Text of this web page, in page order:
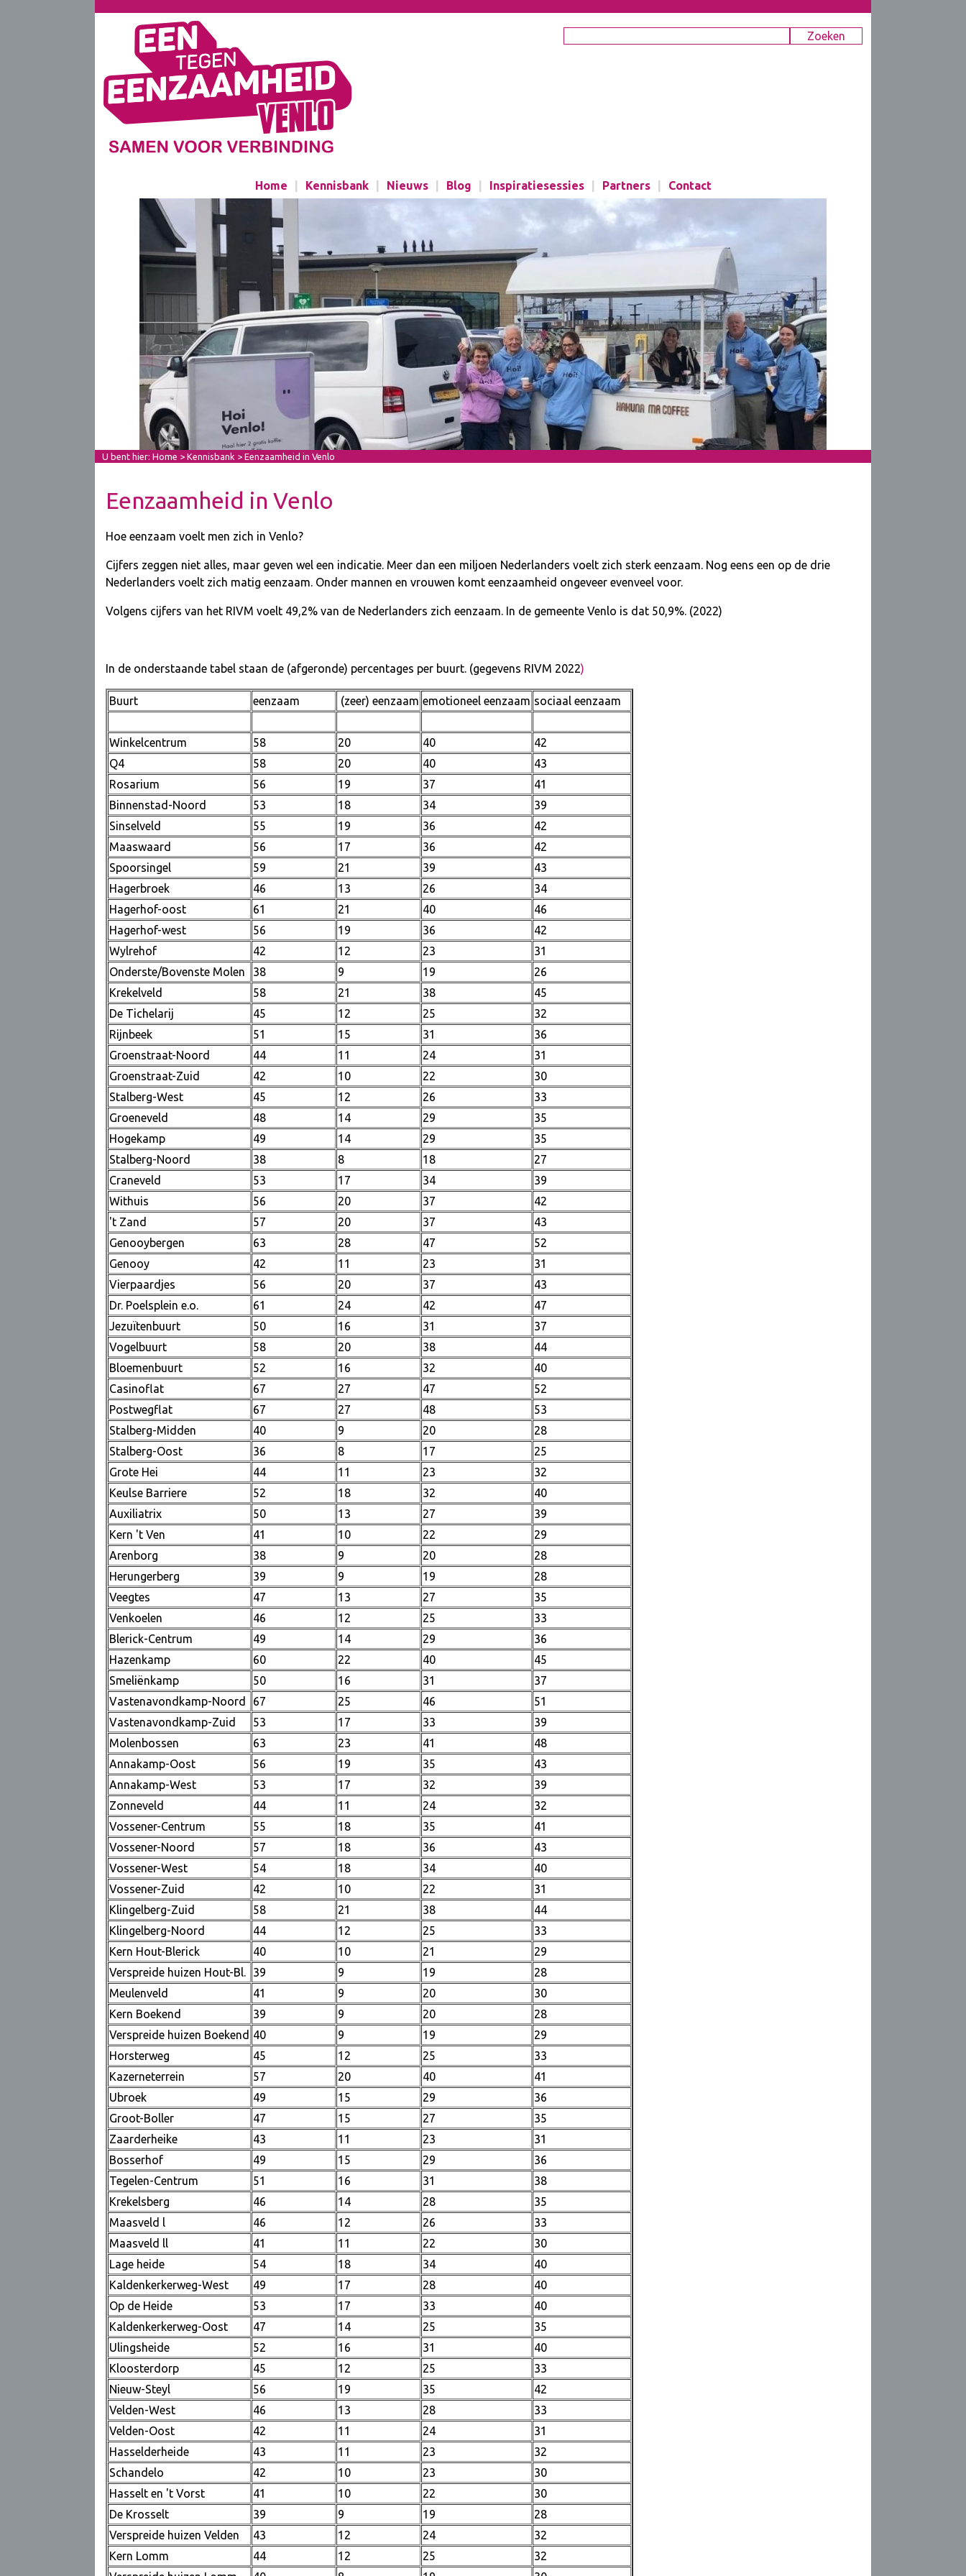
Home Kennisbank Nieuws Blog Inspiratiesessies Partners Contact
U bent hier: Home > Kennisbank > Eenzaamheid in Venlo
Eenzaamheid in Venlo
Hoe eenzaam voelt men zich in Venlo?
Cijfers zeggen niet alles, maar geven wel een indicatie. Meer dan een miljoen Nederlanders voelt zich sterk eenzaam. Nog eens een op de drie
Nederlanders voelt zich matig eenzaam. Onder mannen en vrouwen komt eenzaamheid ongeveer evenveel voor.
Volgens cijfers van het RIVM voelt 49,2% van de Nederlanders zich eenzaam. In de gemeente Venlo is dat 50,9%. (2022)
In de onderstaande tabel staan de (afgeronde) percentages per buurt. (gegevens RIVM 2022)
Buurt eenzaam (zeer) eenzaam emotioneel eenzaam sociaal eenzaam
Winkelcentrum 58 20 40
42
Q4
58 20 40
43
Rosarium
56 19 37
41
Binnenstad-Noord
53 18 34
39
Sinselveld
55 19 36
42
Maaswaard
56 17 36
42
Spoorsingel
59 21 39
43
Hagerbroek
46 13 26
34
Hagerhof-oost
61 21 40
46
Hagerhof-west
56 19 36
42
Wylrehof
42 12 23
31
Onderste/Bovenste Molen
38 9 19
26
Krekelveld
58 21 38
45
De Tichelarij
45 12 25
32
Rijnbeek
51 15 31
36
Groenstraat-Noord
44 11 24
31
Groenstraat-Zuid
42 10 22
30
Stalberg-West
45 12 26
33
Groeneveld
48 14 29
35
Hogekamp
49 14 29
35
Stalberg-Noord
38 8 18
27
Craneveld
53 17 34
39
Withuis
56 20 37
42
't Zand
57 20 37
43
Genooybergen
63 28 47
52
Genooy
42 11 23
31
Vierpaardjes
56 20 37
43
Dr. Poelsplein e.o.
61 24 42
47
Jezuïtenbuurt
50 16 31
37
Vogelbuurt
58 20 38
44
Bloemenbuurt
52 16 32
40
Casinoflat
67 27 47
52
Postwegflat
67 27 48
53
Stalberg-Midden
40 9 20
28
Stalberg-Oost
36 8 17
25
Grote Hei
44 11 23
32
Keulse Barriere
52 18 32
40
Auxiliatrix
50 13 27
39
Kern 't Ven
41 10 22
29
Arenborg
38 9 20
28
Herungerberg
39 9 19
28
Veegtes
47 13 27
35
Venkoelen
46 12 25
33
Blerick-Centrum
49 14 29
36
Hazenkamp
60 22 40
45
Smeliënkamp
50 16 31
37
Vastenavondkamp-Noord
67 25 46
51
Vastenavondkamp-Zuid
53 17 33
39
Molenbossen
63 23 41
48
Annakamp-Oost
56 19 35
43
Annakamp-West
53 17 32
39
Zonneveld
44 11 24
32
Vossener-Centrum
55 18 35
41
Vossener-Noord
57 18 36
43
Vossener-West
54 18 34
40
Vossener-Zuid
42 10 22
31
Klingelberg-Zuid
58 21 38
44
Klingelberg-Noord
44 12 25
33
Kern Hout-Blerick
40 10 21
29
Verspreide huizen Hout-Bl.
39 9 19
28
Meulenveld
41 9 20
30
Kern Boekend
39 9 20
28
Verspreide huizen Boekend 40 9 19
29
Horsterweg
45 12 25
33
Kazerneterrein
57 20 40
41
Ubroek
49 15 29
36
Groot-Boller
47 15 27
35
Zaarderheike
43 11 23
31
Bosserhof
49 15 29
36
Tegelen-Centrum
51 16 31
38
Krekelsberg
46 14 28
35
Maasveld l
46 12 26
33
Maasveld ll
41 11 22
30
Lage heide
54 18 34
40
Kaldenkerkerweg-West
49 17 28
40
Op de Heide
53 17 33
40
Kaldenkerkerweg-Oost
47 14 25
35
Ulingsheide
52 16 31
40
Kloosterdorp
45 12 25
33
Nieuw-Steyl
56 19 35
42
Velden-West
46 13 28
33
Velden-Oost
42 11 24
31
Hasselderheide
43 11 23
32
Schandelo
42 10 23
30
Hasselt en 't Vorst
41 10 22
30
De Krosselt
39 9 19
28
Verspreide huizen Velden
43 12 24
32
Kern Lomm
44 12 25
32